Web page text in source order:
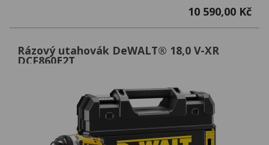
10 590,00 Kč
Rázový utahovák DeWALT® 18,0 V-XR
DCF860E2T